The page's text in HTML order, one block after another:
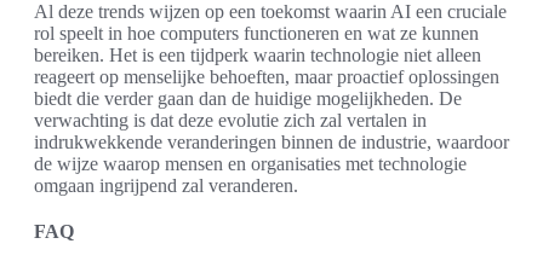
Al deze trends wijzen op een toekomst waarin AI een cruciale
rol speelt in hoe computers functioneren en wat ze kunnen
bereiken. Het is een tijdperk waarin technologie niet alleen
reageert op menselijke behoeften, maar proactief oplossingen
biedt die verder gaan dan de huidige mogelijkheden. De
verwachting is dat deze evolutie zich zal vertalen in
indrukwekkende veranderingen binnen de industrie, waardoor
de wijze waarop mensen en organisaties met technologie
omgaan ingrijpend zal veranderen.
FAQ